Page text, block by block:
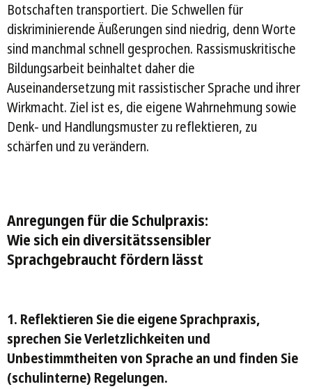
Botschaften transportiert. Die Schwellen für
diskriminierende Äußerungen sind niedrig, denn Worte
sind manchmal schnell gesprochen. Rassismuskritische
Bildungsarbeit beinhaltet daher die
Auseinandersetzung mit rassistischer Sprache und ihrer
Wirkmacht. Ziel ist es, die eigene Wahrnehmung sowie
Denk- und Handlungsmuster zu reflektieren, zu
schärfen und zu verändern.
Anregungen für die Schulpraxis:
Wie sich ein diversitätssensibler
Sprachgebraucht fördern lässt
1. Reflektieren Sie die eigene Sprachpraxis,
sprechen Sie Verletzlichkeiten und
Unbestimmtheiten von Sprache an und finden Sie
(schulinterne) Regelungen.